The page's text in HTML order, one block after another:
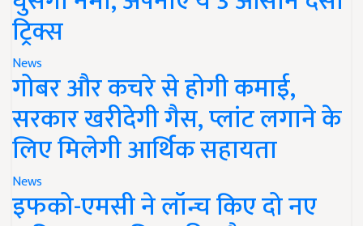
ट्रिक्स
News
गोबर और कचरे से होगी कमाई,
सरकार खरीदेगी गैस, प्लांट लगाने के
लिए मिलेगी आर्थिक सहायता
News
इफको-एमसी ने लॉन्च किए दो नए